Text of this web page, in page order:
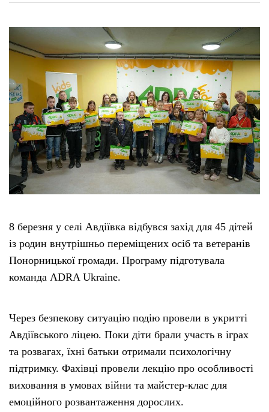
8 березня у селі Авдіївка відбувся захід для 45 дітей
із родин внутрішньо переміщених осіб та ветеранів
Понорницької громади. Програму підготувала
команда ADRA Ukraine.
Через безпекову ситуацію подію провели в укритті
Авдіївського ліцею. Поки діти брали участь в іграх
та розвагах, їхні батьки отримали психологічну
підтримку. Фахівці провели лекцію про особливості
виховання в умовах війни та майстер-клас для
емоційного розвантаження дорослих.